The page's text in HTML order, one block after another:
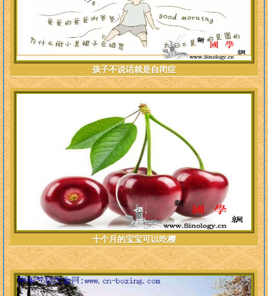
孩子不说话就是自闭症
十个月的宝宝可以吃樱